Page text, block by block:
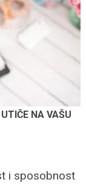
NA VAŠU
i sposobnost